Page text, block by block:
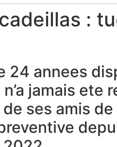
:
annees
jamais
de ses amis